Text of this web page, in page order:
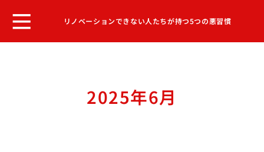
リノベーションできない人たちが持つ5つの悪習慣
2025年6月